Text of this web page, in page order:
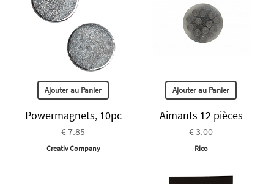
Ajouter au Panier
Powermagnets, 10pc
€ 7.85
Creativ Company
Ajouter au Panier
Aimants 12 pièces
€ 3.00
Rico